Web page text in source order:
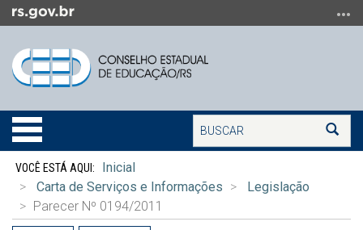
para
conteúdo
menu
para
busca
Alterna
a
navegação
Buscar
Início
conteúdo
Inicial
Carta de Serviços e Informações
Legislação
Parecer Nº 0194/2011